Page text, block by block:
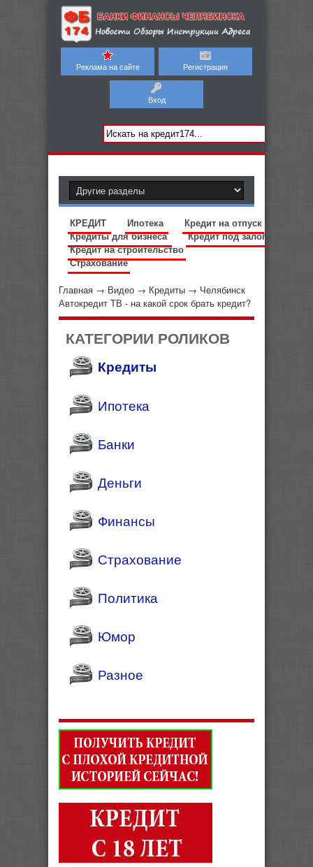
Реклама на сайте Регистрация
Вход
КРЕДИТ Ипотека
Кредит на отпуск
Кредиты для бизнеса
Кредит под залог
Кредит на строительство
Страхование
Главная → Видео → Кредиты → Челябинск
Автокредит ТВ - на какой срок брать кредит?
КАТЕГОРИИ РОЛИКОВ
Кредиты
Ипотека
Банки
Деньги
Финансы
Страхование
Политика
Юмор
Разное